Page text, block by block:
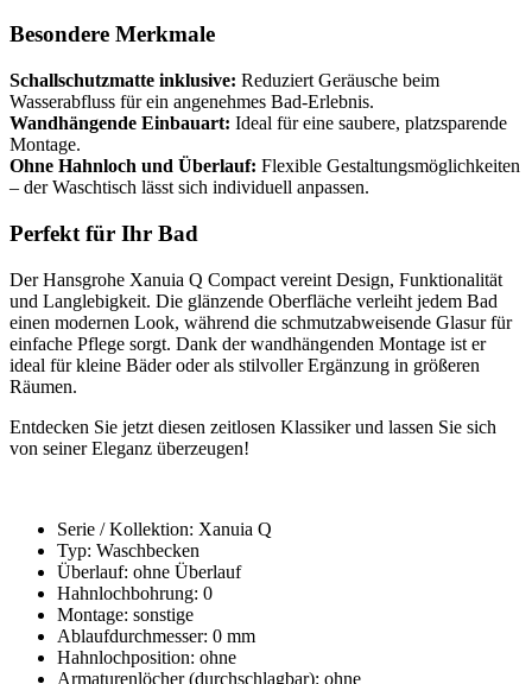
Besondere Merkmale
Schallschutzmatte inklusive: Reduziert Geräusche beim
Wasserabfluss für ein angenehmes Bad-Erlebnis.
Wandhängende Einbauart: Ideal für eine saubere, platzsparende
Montage.
Ohne Hahnloch und Überlauf: Flexible Gestaltungsmöglichkeiten
– der Waschtisch lässt sich individuell anpassen.
Perfekt für Ihr Bad
Der Hansgrohe Xanuia Q Compact vereint Design, Funktionalität
und Langlebigkeit. Die glänzende Oberfläche verleiht jedem Bad
einen modernen Look, während die schmutzabweisende Glasur für
einfache Pflege sorgt. Dank der wandhängenden Montage ist er
ideal für kleine Bäder oder als stilvoller Ergänzung in größeren
Räumen.
Entdecken Sie jetzt diesen zeitlosen Klassiker und lassen Sie sich
von seiner Eleganz überzeugen!
Serie / Kollektion: Xanuia Q
Typ: Waschbecken
Überlauf: ohne Überlauf
Hahnlochbohrung: 0
Montage: sonstige
Ablaufdurchmesser: 0 mm
Hahnlochposition: ohne
Armaturenlöcher (durchschlagbar): ohne